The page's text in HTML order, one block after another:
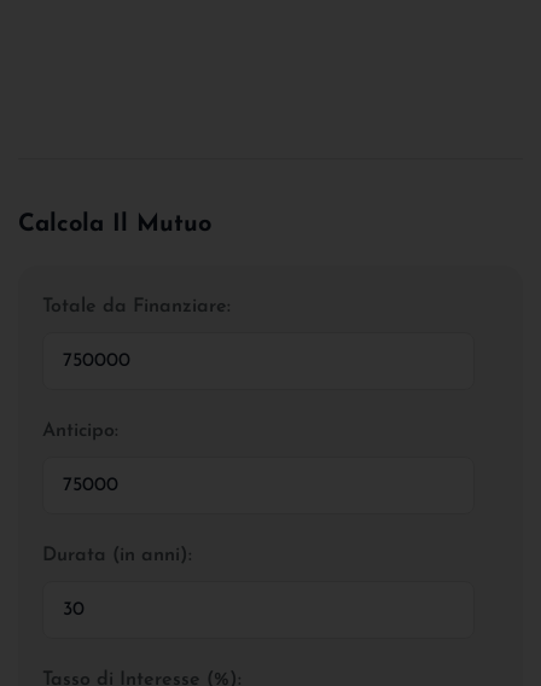
Calcola Il Mutuo
Totale da Finanziare:
Anticipo:
Durata (in anni):
Tasso di Interesse (%):